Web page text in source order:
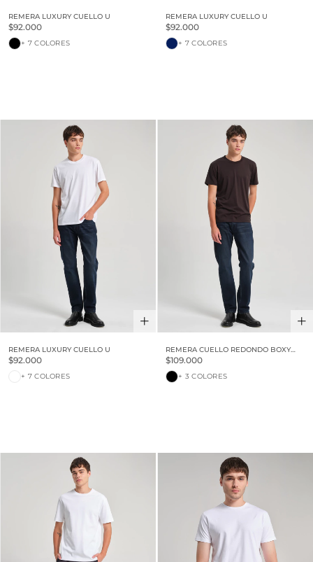
REMERA LUXURY CUELLO U
$92.000
+ 7 COLORES
REMERA LUXURY CUELLO U
$92.000
+ 7 COLORES
REMERA LUXURY CUELLO U
$92.000
+ 7 COLORES
REMERA CUELLO REDONDO BOXY
LUXURY TOUCH
$109.000
+ 3 COLORES